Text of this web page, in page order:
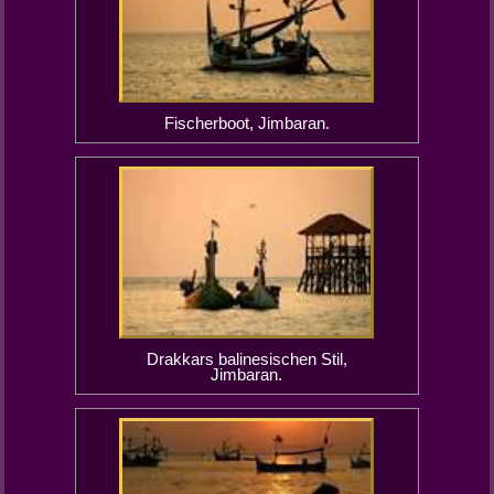
Fischerboot, Jimbaran.
Drakkars balinesischen Stil,
Jimbaran.